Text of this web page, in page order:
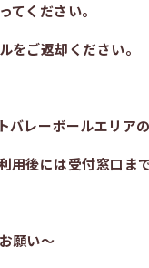
てください。
をご返却ください。
バレーボールエリア
用後には受付窓口ま
願い～